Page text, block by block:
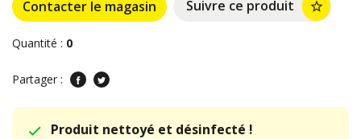
Contacter le magasin Suivre ce produit star_border
Quantité : 0
Partager :
Produit nettoyé et désinfecté !